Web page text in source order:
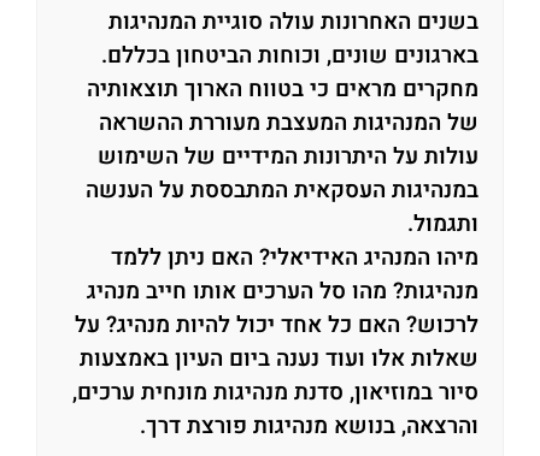
בשנים האחרונות עולה סוגיית המנהיגות
בארגונים שונים, וכוחות הביטחון בכללם.
מחקרים מראים כי בטווח הארוך תוצאותיה
של המנהיגות המעצבת מעוררת ההשראה
עולות על היתרונות המידיים של השימוש
במנהיגות העסקאית המתבססת על הענשה
ותגמול.
מיהו המנהיג האידיאלי? האם ניתן ללמד
מנהיגות? מהו סל הערכים אותו חייב מנהיג
לרכוש? האם כל אחד יכול להיות מנהיג? על
שאלות אלו ועוד נענה ביום העיון באמצעות
סיור במוזיאון, סדנת מנהיגות מונחית ערכים,
והרצאה, בנושא מנהיגות פורצת דרך.